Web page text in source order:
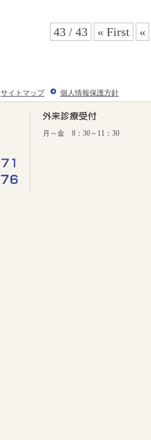
43 / 43 « First «
サイトマップ 個人情報保護方針
月～金 8：30～11：30